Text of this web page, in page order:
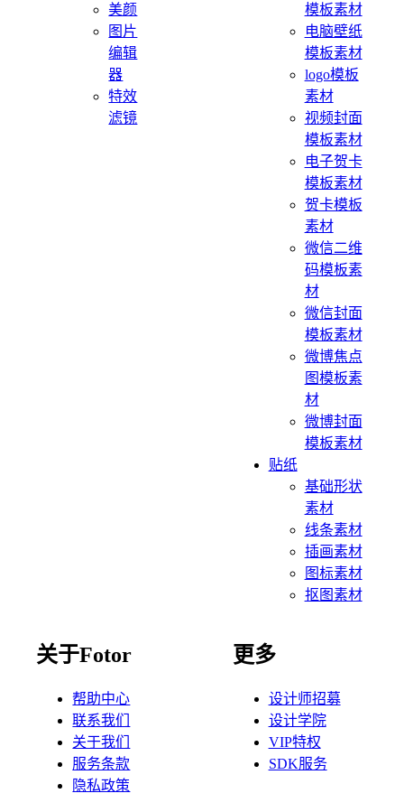
美颜
图片
编辑
器
特效
滤镜
模板素材
电脑壁纸
模板素材
logo模板
素材
视频封面
模板素材
电子贺卡
模板素材
贺卡模板
素材
微信二维
码模板素
材
微信封面
模板素材
微博焦点
图模板素
材
微博封面
模板素材
贴纸
基础形状
素材
线条素材
插画素材
图标素材
抠图素材
关于Fotor
帮助中心
联系我们
关于我们
服务条款
隐私政策
更多
设计师招募
设计学院
VIP特权
SDK服务